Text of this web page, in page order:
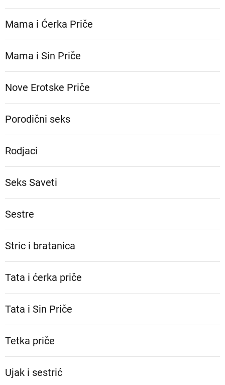
Mama i Ćerka Priče
Mama i Sin Priče
Nove Erotske Priče
Porodični seks
Rodjaci
Seks Saveti
Sestre
Stric i bratanica
Tata i ćerka priče
Tata i Sin Priče
Tetka priče
Ujak i sestrić